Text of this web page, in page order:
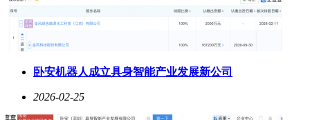
卧安机器人成立具身智能产业发展新公司
2026-02-25